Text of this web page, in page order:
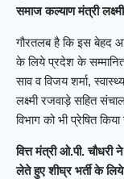
समाज कल्याण मंत्री
गौरतलब है कि इस बेहद
के लिये प्रदेश के
साव व विजय शर्मा,
लक्ष्मी रजवाड़े सहित
विभाग को भी प्रेषित
वित्त मंत्री ओ.पी.
लेते हुए शीघ्र भर्ती के